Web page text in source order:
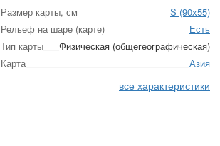
Размер карты, см
S (90х55)
Рельеф на шаре (карте)
Есть
Тип карты
Физическая (общегеографическая)
Карта
Азия
все характеристики